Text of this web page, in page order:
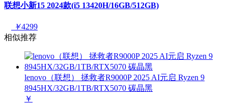
联想小新15 2024款(i5 13420H/16GB/512GB)
￥4299
相似推荐
lenovo（联想） 拯救者R9000P 2025 AI元启 Ryzen 9
8945HX/32GB/1TB/RTX5070 碳晶黑
￥